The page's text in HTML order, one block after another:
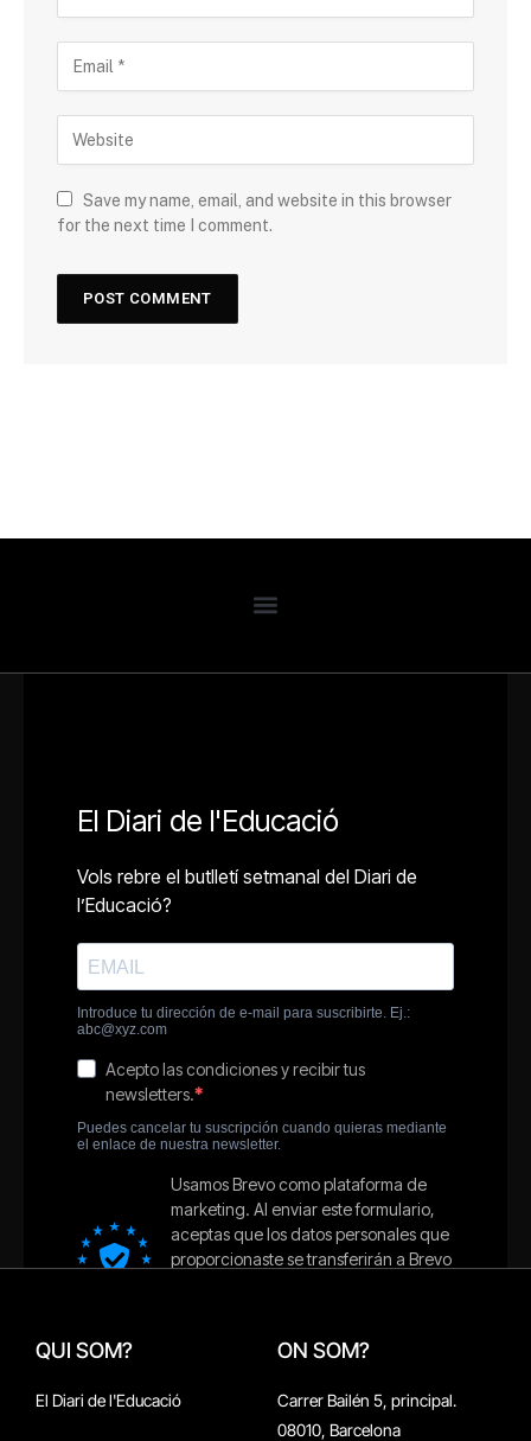
Save my name, email, and website in this browser
for the next time I comment.
QUI SOM?
El Diari de l'Educació
ON SOM?
Carrer Bailén 5, principal.
08010, Barcelona